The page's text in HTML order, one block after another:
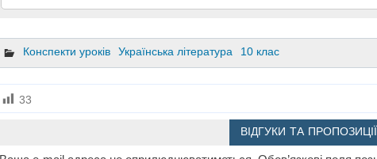
Конспекти уроків Українська література 10 клас
33
ВІДГУКИ ТА ПРОПОЗИЦІЇ